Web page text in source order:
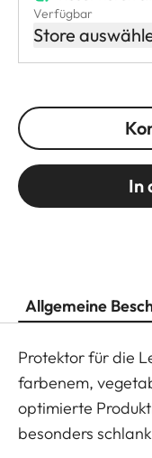
Verfügbar
Store
In
Allgemeine
Protektor für die
farbenem,
optimierte
besonders